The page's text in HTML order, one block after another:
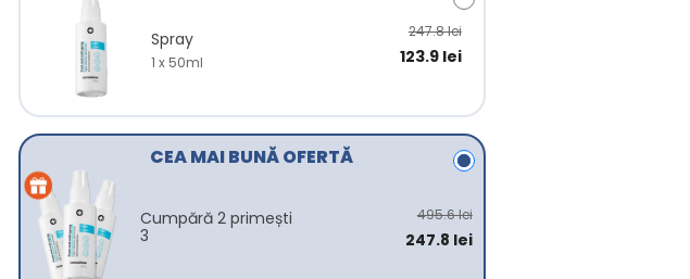
Spray
1 x 50ml
247.8 lei
123.9 lei
CEA MAI BUNĂ OFERTĂ
Cumpără 2 primești
3
495.6 lei
247.8 lei